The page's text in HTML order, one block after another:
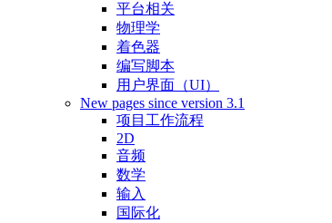
平台相关
物理学
着色器
编写脚本
用户界面（UI）
New pages since version 3.1
项目工作流程
2D
音频
数学
输入
国际化